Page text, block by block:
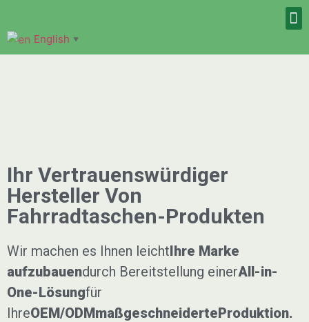
English ▼
Ihr Vertrauenswürdiger
Hersteller Von
Fahrradtaschen-Produkten
Wir machen es Ihnen leichtIhre Marke
aufzubauendurch Bereitstellung einerAll-in-
One-Lösungfür
IhreOEM/ODMmaßgeschneiderteProduktion.